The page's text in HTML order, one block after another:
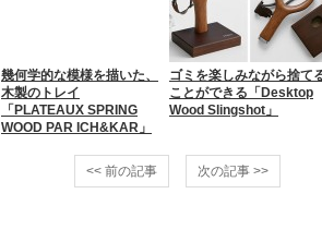
幾何学的な模様を描いた、
木製のトレイ
「PLATEAUX SPRING
WOOD PAR ICH&KAR」
ゴミを楽しみながら捨て
ことができる「Desktop
Wood Slingshot」
<< 前の記事 次の記事 >>